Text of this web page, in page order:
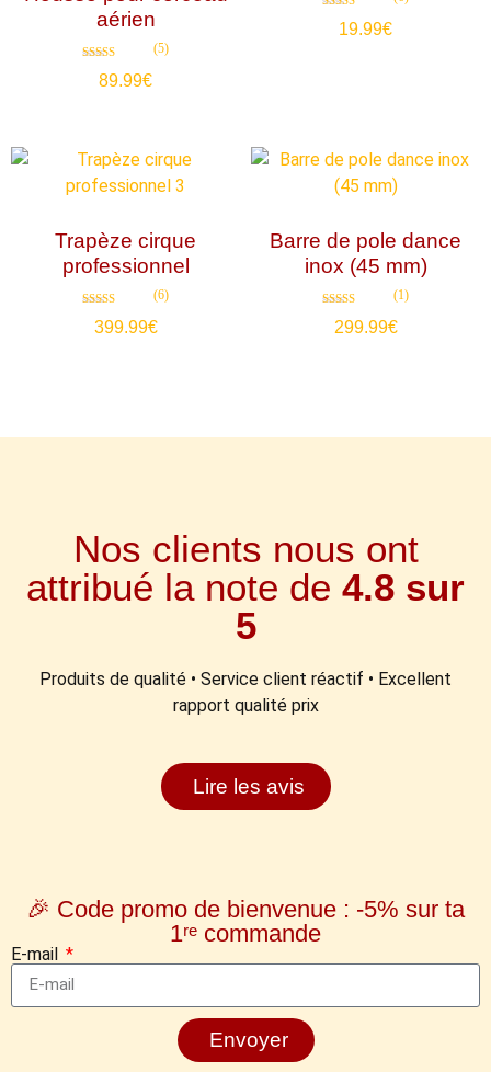
aérien
5.00
(5)
89.99€
4.83
19.99€
Trapèze cirque
professionnel
4.83
(6)
399.99€
Barre de pole dance
inox (45 mm)
5.00
(1)
299.99€
Nos clients nous ont
attribué la note de 4.8 sur
5
Produits de qualité • Service client réactif • Excellent
rapport qualité prix
Lire les avis
🎉 Code promo de bienvenue : -5% sur ta
1ʳᵉ commande
E-mail
Envoyer